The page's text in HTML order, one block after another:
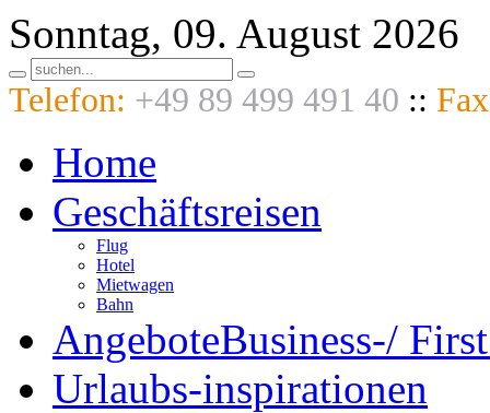
Sonntag, 09. August 2026
Telefon: +49 89 499 491 40 ::
Home
Geschäftsreisen
Flug
Hotel
Mietwagen
Bahn
AngeboteBusiness-/
Urlaubs-inspirationen